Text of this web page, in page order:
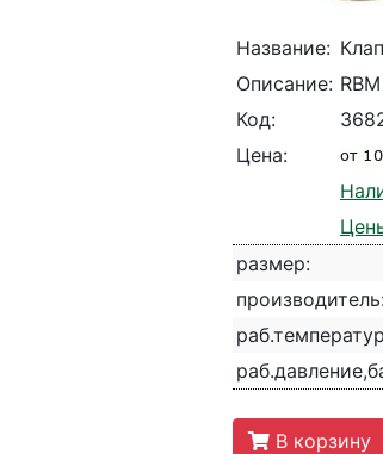
Название:
Описание:
Код:
Цена:
размер:
В корзину